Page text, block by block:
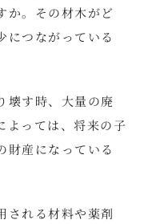
か。その材木がど
につながっている
壊す時、大量の廃
よっては、将来の子
財産になっている
される材料や薬剤